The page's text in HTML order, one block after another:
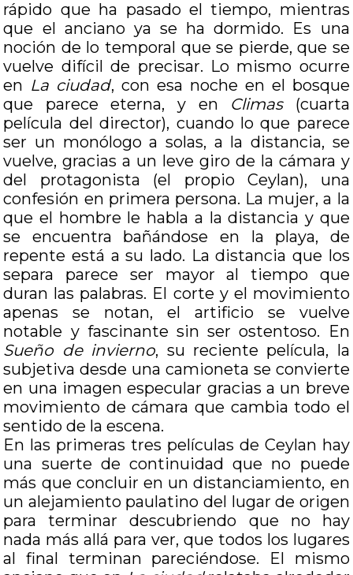
rápido que ha pasado el tiempo, mientras
que el anciano ya se ha dormido. Es una
noción de lo temporal que se pierde, que se
vuelve difícil de precisar. Lo mismo ocurre
en La ciudad, con esa noche en el bosque
que parece eterna, y en Climas(cuarta
película del director), cuando lo que parece
ser un monólogo a solas, a la distancia, se
vuelve, gracias a un leve giro de la cámara y
del protagonista (el propio Ceylan), una
confesión en primera persona. La mujer, a la
que el hombre le habla a la distancia y que
se encuentra bañándose en la playa, de
repente está a su lado. La distancia que los
separa parece ser mayor al tiempo que
duran las palabras. El corte y el movimiento
apenas se notan, el artificio se vuelve
notable y fascinante sin ser ostentoso. En
Sueño de invierno, su reciente película, la
subjetiva desde una camioneta se convierte
en una imagen especular gracias a un breve
movimiento de cámara que cambia todo el
sentido de la escena.
En las primeras tres películas de Ceylan hay
una suerte de continuidad que no puede
más que concluir en un distanciamiento, en
un alejamiento paulatino del lugar de origen
para terminar descubriendo que no hay
nada más allá para ver, que todos los lugares
al final terminan pareciéndose. El mismo